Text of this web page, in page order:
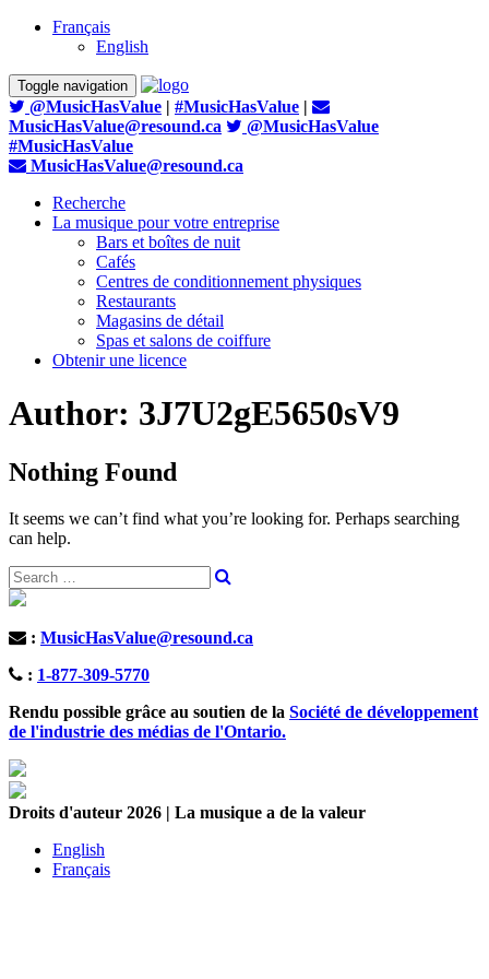
Français
English
Toggle navigation
@MusicHasValue | #MusicHasValue |
MusicHasValue@resound.ca
@MusicHasValue
#MusicHasValue
MusicHasValue@resound.ca
Recherche
La musique pour votre entreprise
Bars et boîtes de nuit
Cafés
Centres de conditionnement physiques
Restaurants
Magasins de détail
Spas et salons de coiffure
Obtenir une licence
Author: 3J7U2gE5650sV9
Nothing Found
It seems we can’t find what you’re looking for. Perhaps searching
can help.
: MusicHasValue@resound.ca
: 1-877-309-5770
Rendu possible grâce au soutien de la Société de développement
de l'industrie des médias de l'Ontario.
Droits d'auteur 2026 | La musique a de la valeur
English
Français